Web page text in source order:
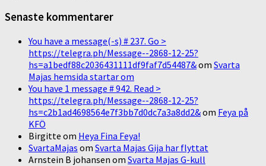
Senaste kommentarer
You have a message(-s) # 237. Go >
https://telegra.ph/Message--2868-12-25?
hs=a1bedf88c2036431111df9faf7d54487&om Svarta
Majas hemsida startar om
You have 1 message # 942. Read >
https://telegra.ph/Message--2868-12-25?
hs=c2b1ad4698564e7f3bb7d0dc7a3a8dd2&om Feya på
KFÖ
Birgitte om Heya Fina Feya!
SvartaMajas om Svarta Majas Gija har flyttat
Arnstein B johansen om Svarta Majas G-kull